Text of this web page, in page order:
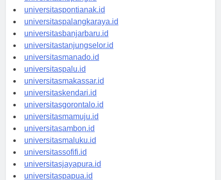
universitaskupang.id
universitaspontianak.id
universitaspalangkaraya.id
universitasbanjarbaru.id
universitastanjungselor.id
universitasmanado.id
universitaspalu.id
universitasmakassar.id
universitaskendari.id
universitasgorontalo.id
universitasmamuju.id
universitasambon.id
universitasmaluku.id
universitassofifi.id
universitasjayapura.id